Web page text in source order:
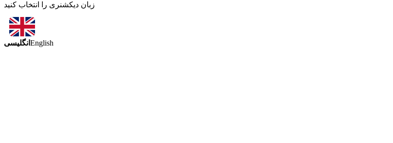
زبان دیکشنری را انتخاب کنید
انگلیسی English